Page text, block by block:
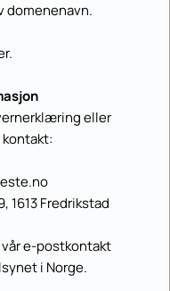
domenenavn.
eller
1613 Fredrikstad
e-postkontakt
i Norge.